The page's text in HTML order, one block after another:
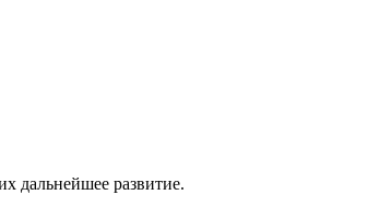
дальнейшее развитие.